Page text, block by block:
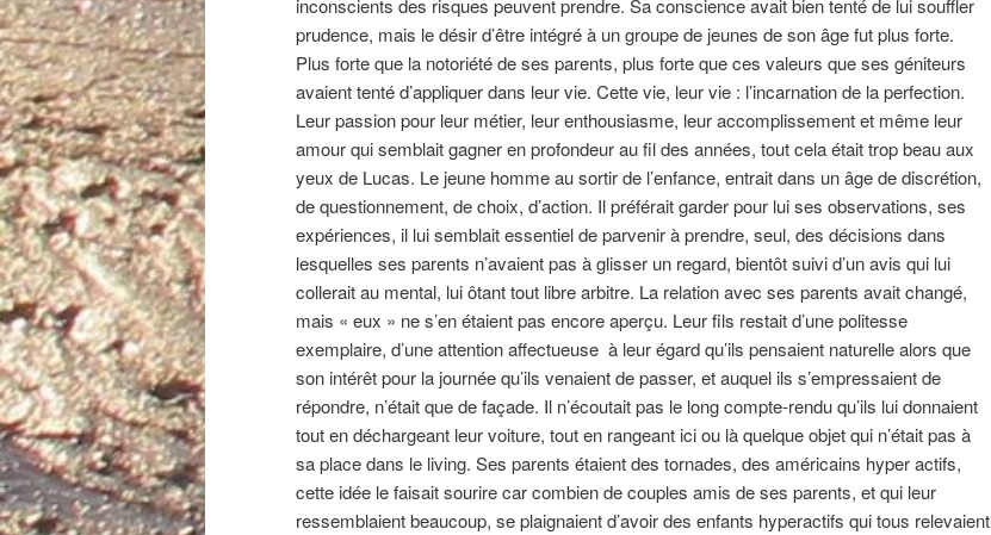
inconscients des risques peuvent prendre. Sa conscience avait bien tenté de lui souffler
prudence, mais le désir d’être intégré à un groupe de jeunes de son âge fut plus forte.
Plus forte que la notoriété de ses parents, plus forte que ces valeurs que ses géniteurs
avaient tenté d’appliquer dans leur vie. Cette vie, leur vie : l’incarnation de la perfection.
Leur passion pour leur métier, leur enthousiasme, leur accomplissement et même leur
amour qui semblait gagner en profondeur au fil des années, tout cela était trop beau aux
yeux de Lucas. Le jeune homme au sortir de l’enfance, entrait dans un âge de discrétion,
de questionnement, de choix, d’action. Il préférait garder pour lui ses observations, ses
expériences, il lui semblait essentiel de parvenir à prendre, seul, des décisions dans
lesquelles ses parents n’avaient pas à glisser un regard, bientôt suivi d’un avis qui lui
collerait au mental, lui ôtant tout libre arbitre. La relation avec ses parents avait changé,
mais « eux » ne s’en étaient pas encore aperçu. Leur fils restait d’une politesse
exemplaire, d’une attention affectueuse à leur égard qu’ils pensaient naturelle alors que
son intérêt pour la journée qu’ils venaient de passer, et auquel ils s’empressaient de
répondre, n’était que de façade. Il n’écoutait pas le long compte-rendu qu’ils lui donnaient
tout en déchargeant leur voiture, tout en rangeant ici ou là quelque objet qui n’était pas à
sa place dans le living. Ses parents étaient des tornades, des américains hyper actifs,
cette idée le faisait sourire car combien de couples amis de ses parents, et qui leur
ressemblaient beaucoup, se plaignaient d’avoir des enfants hyperactifs qui tous relevaient